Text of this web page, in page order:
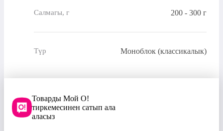
Салмагы, г 200 - 300 г
Түр Моноблок (классикалык)
Товарды Мой О!
тиркемесинен сатып ала
аласыз